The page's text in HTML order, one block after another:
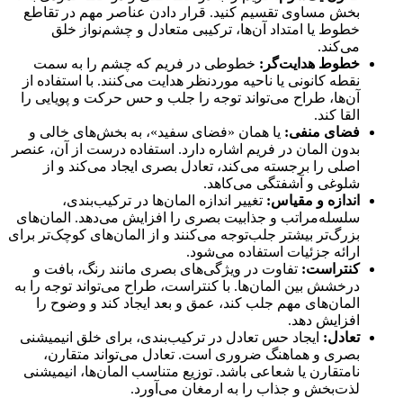
بخش مساوی تقسیم کنید. قرار دادن عناصر مهم در تقاطع
خطوط یا امتداد آن‌ها، ترکیبی متعادل و چشم‌نواز خلق
می‌کند.
خطوط هدایت‌گر: خطوطی در فریم که چشم را به سمت
نقطه کانونی یا ناحیه موردنظر هدایت می‌کنند. با استفاده از
آن‌ها، طراح می‌تواند توجه را جلب و حس حرکت و پویایی را
القا کند.
فضای منفی: یا همان «فضای سفید»، به بخش‌های خالی و
بدون المان در فریم اشاره دارد. استفاده درست از آن، عنصر
اصلی را برجسته می‌کند، تعادل بصری ایجاد می‌کند و از
شلوغی و آشفتگی می‌کاهد.
اندازه و مقیاس: تغییر اندازه المان‌ها در ترکیب‌بندی،
سلسله‌مراتب و جذابیت بصری را افزایش می‌دهد. المان‌های
بزرگ‌تر بیشتر جلب‌توجه می‌کنند و از المان‌های کوچک‌تر برای
ارائه جزئیات استفاده می‌شود.
کنتراست: تفاوت در ویژگی‌های بصری مانند رنگ، بافت و
درخشش بین المان‌ها. با کنتراست، طراح می‌تواند توجه را به
المان‌های مهم جلب کند، عمق و بعد ایجاد کند و وضوح را
افزایش دهد.
تعادل: ایجاد حس تعادل در ترکیب‌بندی، برای خلق انیمیشنی
بصری و هماهنگ ضروری است. تعادل می‌تواند متقارن،
نامتقارن یا شعاعی باشد. توزیع متناسب المان‌ها، انیمیشنی
لذت‌بخش و جذاب را به ارمغان می‌آورد.